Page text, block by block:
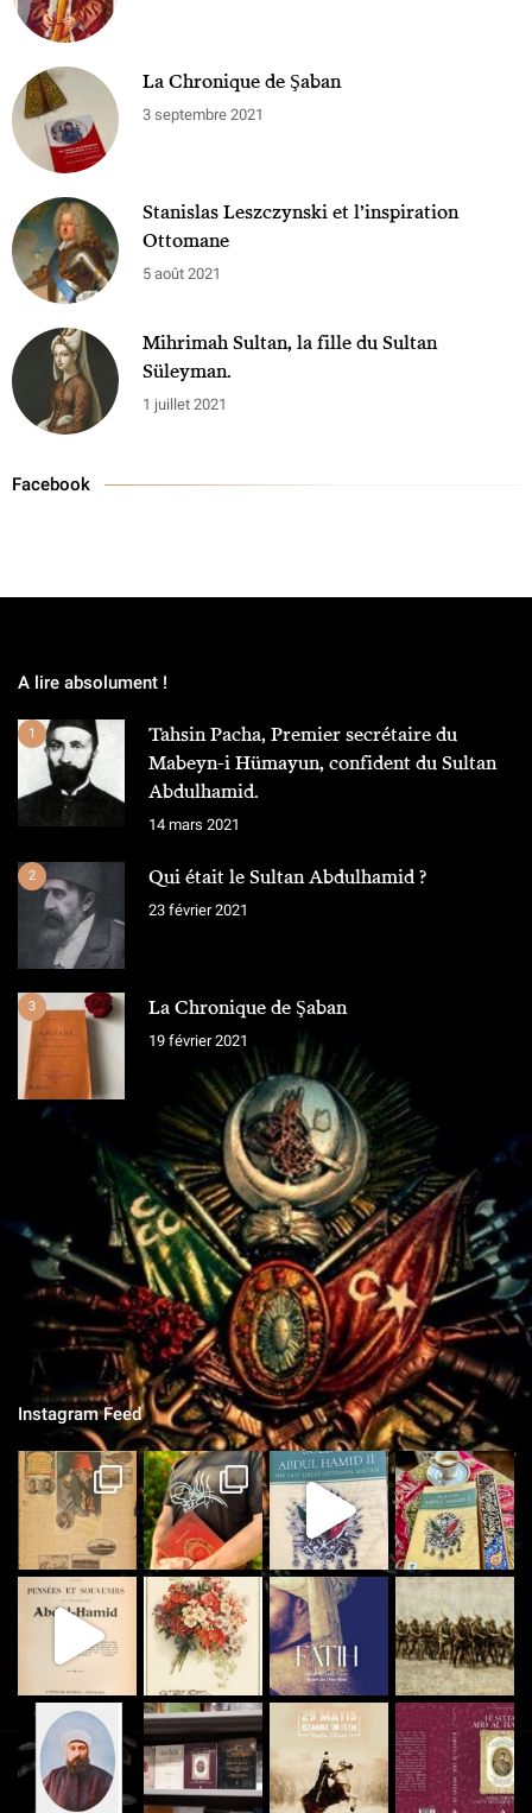
La Chronique de Şaban
3 septembre 2021
Stanislas Leszczynski et l’inspiration
Ottomane
5 août 2021
Mihrimah Sultan, la fille du Sultan
Süleyman.
1 juillet 2021
Facebook
A lire absolument !
1
Tahsin Pacha, Premier secrétaire du
Mabeyn-i Hümayun, confident du Sultan
Abdulhamid.
14 mars 2021
2 Qui était le Sultan Abdulhamid ?
23 février 2021
3 La Chronique de Şaban
19 février 2021
L'ÉQUIPE
Chroniques Ottomanes
"Si je tombe sur le champ de bataille, qu'on grave sur la pierre,
qu'on ne vit que ce que nous réserve notre destin..."
Instagram Feed